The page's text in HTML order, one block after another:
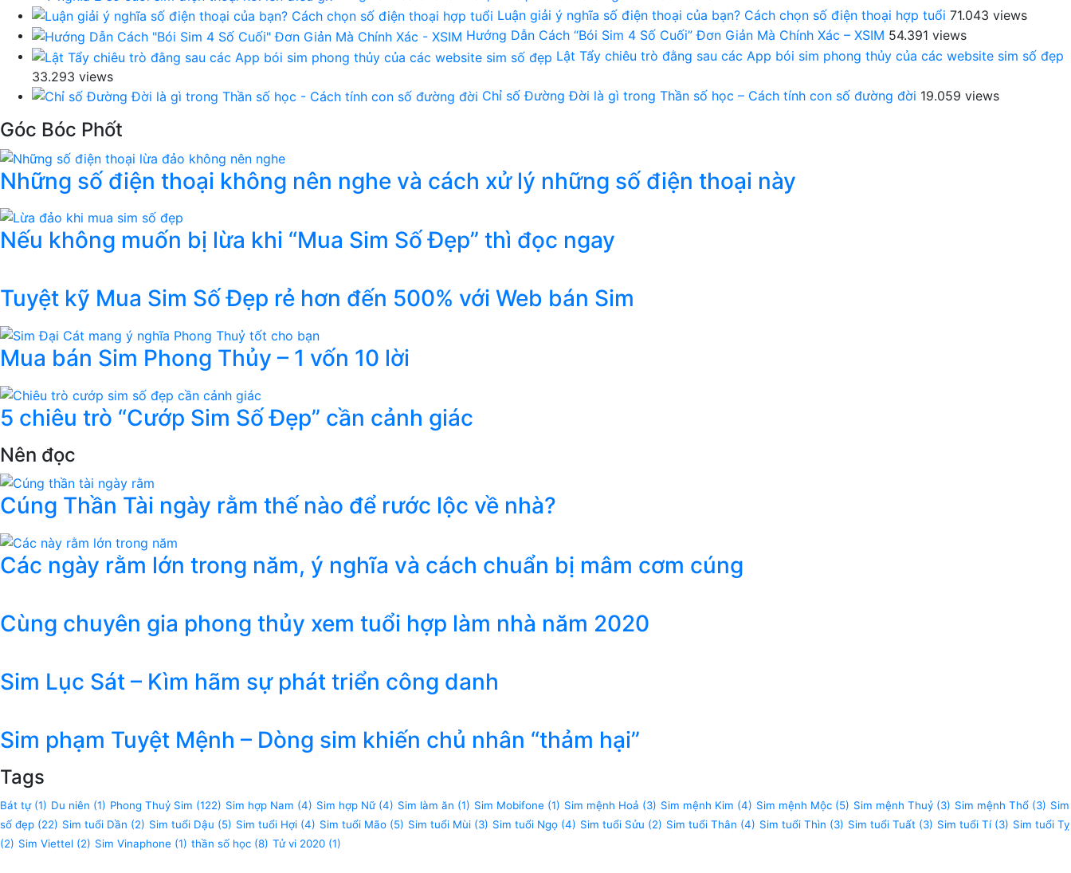
Luận giải ý nghĩa số điện thoại của bạn? Cách chọn số điện thoại hợp tuổi 71.043 views
Hướng Dẫn Cách “Bói Sim 4 Số Cuối” Đơn Giản Mà Chính Xác – XSIM 54.391 views
Lật Tẩy chiêu trò đằng sau các App bói sim phong thủy của các website sim số đẹp
33.293 views
Chỉ số Đường Đời là gì trong Thần số học – Cách tính con số đường đời 19.059 views
Góc Bóc Phốt
Những số điện thoại không nên nghe và cách xử lý những số điện thoại này
Nếu không muốn bị lừa khi “Mua Sim Số Đẹp” thì đọc ngay
Tuyệt kỹ Mua Sim Số Đẹp rẻ hơn đến 500% với Web bán Sim
Mua bán Sim Phong Thủy – 1 vốn 10 lời
5 chiêu trò “Cướp Sim Số Đẹp” cần cảnh giác
Nên đọc
Cúng Thần Tài ngày rằm thế nào để rước lộc về nhà?
Các ngày rằm lớn trong năm, ý nghĩa và cách chuẩn bị mâm cơm cúng
Cùng chuyên gia phong thủy xem tuổi hợp làm nhà năm 2020
Sim Lục Sát – Kìm hãm sự phát triển công danh
Sim phạm Tuyệt Mệnh – Dòng sim khiến chủ nhân “thảm hại”
Tags
Bát tự(1) Du niên (1) Phong Thuỷ Sim (122) Sim hợp Nam (4) Sim hợp Nữ(4) Sim làm ăn (1) Sim Mobifone (1) Sim mệnh Hoả (3) Sim mệnh Kim (4) Sim mệnh Mộc (5) Sim mệnh Thuỷ (3) Sim mệnh Thổ (3) Sim
số đẹp (22) Sim tuổi Dần (2) Sim tuổi Dậu (5) Sim tuổi Hợi (4) Sim tuổi Mão (5) Sim tuổi Mùi (3) Sim tuổi Ngọ (4) Sim tuổi Sửu (2) Sim tuổi Thân (4) Sim tuổi Thìn (3) Sim tuổi Tuất (3) Sim tuổi Tí(3) Sim tuổi Tỵ
(2) Sim Viettel (2) Sim Vinaphone (1) thần số học (8) Tử vi 2020 (1)